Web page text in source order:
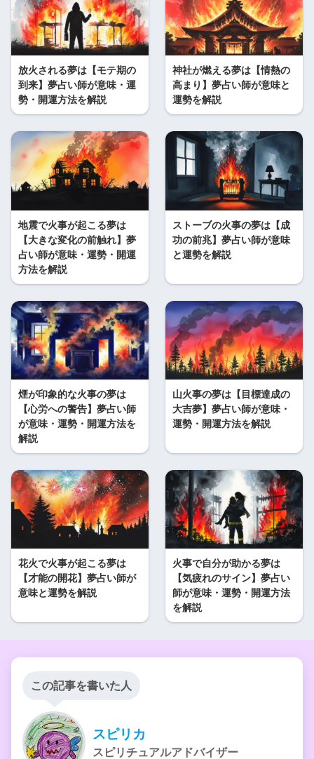
放火される夢は【モテ期の
到来】夢占い師が意味・運
勢・開運方法を解説
神社が燃える夢は【情熱の
高まり】夢占い師が意味と
運勢を解説
地震で火事が起こる夢は
【大きな変化の前触れ】夢
占い師が意味・運勢・開運
方法を解説
ストーブの火事の夢は【成
功の前兆】夢占い師が意味
と運勢を解説
煙が印象的な火事の夢は
【心労への警告】夢占い師
が意味・運勢・開運方法を
解説
山火事の夢は【目標達成の
大吉夢】夢占い師が意味・
運勢・開運方法を解説
花火で火事が起こる夢は
【才能の開花】夢占い師が
意味と運勢を解説
火事で自分が助かる夢は
【気疲れのサイン】夢占い
師が意味・運勢・開運方法
を解説
この記事を書いた人
スピリカ
スピリチュアルアドバイザー